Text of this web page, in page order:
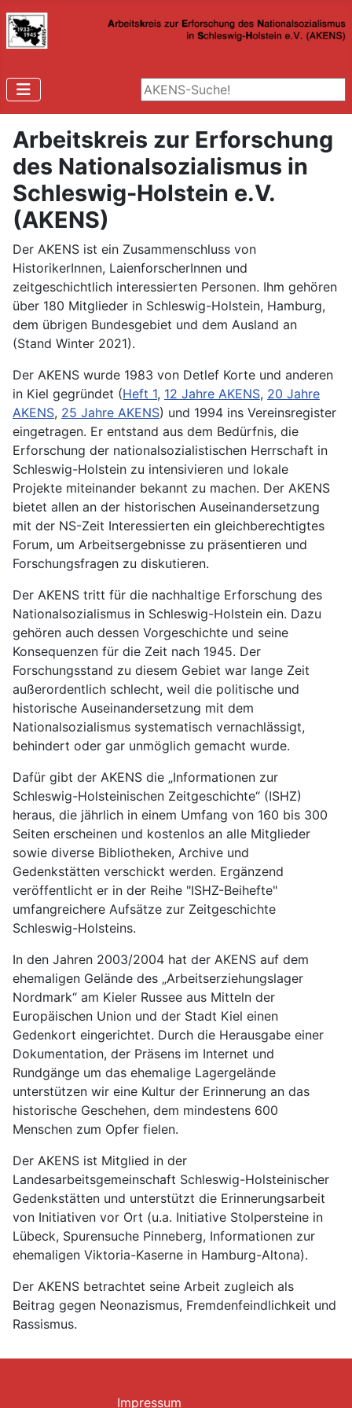
Suchen ...
Arbeitskreis zur Erforschung
des Nationalsozialismus in
Schleswig-Holstein e.V.
(AKENS)
Der AKENS ist ein Zusammenschluss von
HistorikerInnen, LaienforscherInnen und
zeitgeschichtlich interessierten Personen. Ihm gehören
über 180 Mitglieder in Schleswig-Holstein, Hamburg,
dem übrigen Bundesgebiet und dem Ausland an
(Stand Winter 2021).
Der AKENS wurde 1983 von Detlef Korte und anderen
in Kiel gegründet (Heft 1, 12 Jahre AKENS, 20 Jahre
AKENS, 25 Jahre AKENS) und 1994 ins Vereinsregister
eingetragen. Er entstand aus dem Bedürfnis, die
Erforschung der nationalsozialistischen Herrschaft in
Schleswig-Holstein zu intensivieren und lokale
Projekte miteinander bekannt zu machen. Der AKENS
bietet allen an der historischen Auseinandersetzung
mit der NS-Zeit Interessierten ein gleichberechtigtes
Forum, um Arbeitsergebnisse zu präsentieren und
Forschungsfragen zu diskutieren.
Der AKENS tritt für die nachhaltige Erforschung des
Nationalsozialismus in Schleswig-Holstein ein. Dazu
gehören auch dessen Vorgeschichte und seine
Konsequenzen für die Zeit nach 1945. Der
Forschungsstand zu diesem Gebiet war lange Zeit
außerordentlich schlecht, weil die politische und
historische Auseinandersetzung mit dem
Nationalsozialismus systematisch vernachlässigt,
behindert oder gar unmöglich gemacht wurde.
Dafür gibt der AKENS die „Informationen zur
Schleswig-Holsteinischen Zeitgeschichte“ (ISHZ)
heraus, die jährlich in einem Umfang von 160 bis 300
Seiten erscheinen und kostenlos an alle Mitglieder
sowie diverse Bibliotheken, Archive und
Gedenkstätten verschickt werden. Ergänzend
veröffentlicht er in der Reihe "ISHZ-Beihefte"
umfangreichere Aufsätze zur Zeitgeschichte
Schleswig-Holsteins.
In den Jahren 2003/2004 hat der AKENS auf dem
ehemaligen Gelände des „Arbeitserziehungslager
Nordmark“ am Kieler Russee aus Mitteln der
Europäischen Union und der Stadt Kiel einen
Gedenkort eingerichtet. Durch die Herausgabe einer
Dokumentation, der Präsens im Internet und
Rundgänge um das ehemalige Lagergelände
unterstützen wir eine Kultur der Erinnerung an das
historische Geschehen, dem mindestens 600
Menschen zum Opfer fielen.
Der AKENS ist Mitglied in der
Landesarbeitsgemeinschaft Schleswig-Holsteinischer
Gedenkstätten und unterstützt die Erinnerungsarbeit
von Initiativen vor Ort (u.a. Initiative Stolpersteine in
Lübeck, Spurensuche Pinneberg, Informationen zur
ehemaligen Viktoria-Kaserne in Hamburg-Altona).
Der AKENS betrachtet seine Arbeit zugleich als
Beitrag gegen Neonazismus, Fremdenfeindlichkeit und
Rassismus.
Impressum